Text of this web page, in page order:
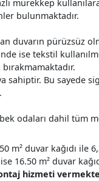
mürekkep
bulunmaktadır.
duvarın pürüzsüz
ise tekstil
Bu sayede
odaları dahil tüm
m² duvar kağıdı ile
16.50 m² duvar
hizmeti